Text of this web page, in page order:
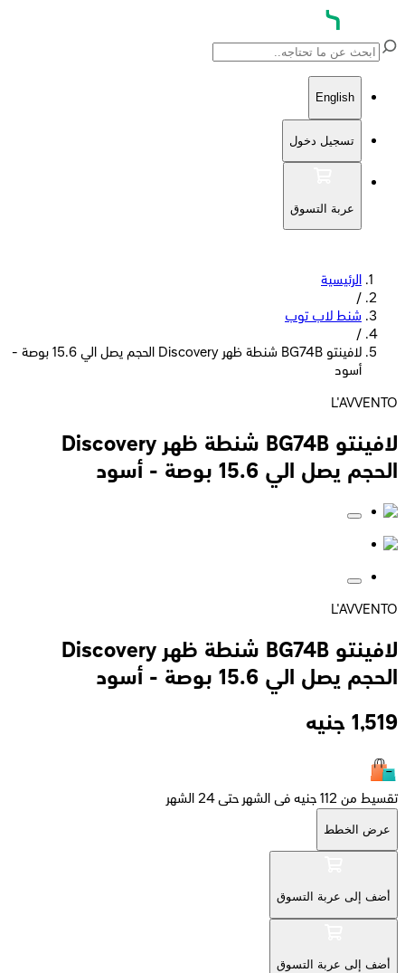
English
تسجيل دخول
عربة التسوق
الرئيسية
/
شنط لاب توب
/
لافينتو BG74B شنطة ظهر Discovery الحجم يصل الي 15.6 بوصة -
أسود
L'AVVENTO
لافينتو BG74B شنطة ظهر Discovery
الحجم يصل الي 15.6 بوصة - أسود
L'AVVENTO
لافينتو BG74B شنطة ظهر Discovery
الحجم يصل الي 15.6 بوصة - أسود
1,519 جنيه
تقسيط من 112 جنيه فى الشهر حتى 24 الشهر
عرض الخطط
أضف إلى عربة التسوق
أضف إلى عربة التسوق